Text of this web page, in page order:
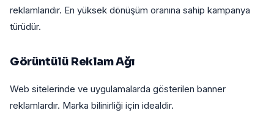
reklamlarıdır. En yüksek dönüşüm oranına sahip kampanya
türüdür.
Görüntülü Reklam Ağı
Web sitelerinde ve uygulamalarda gösterilen banner
reklamlardır. Marka bilinirliği için idealdir.